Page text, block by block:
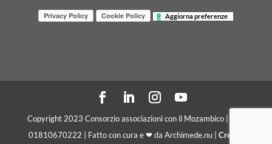
Aggiorna preferenze
Copyright 2023 Consorzio associazioni con il Mozambico | C. F.
01810670222 | Fatto con cura e ❤ da Archimede.nu | Crediti